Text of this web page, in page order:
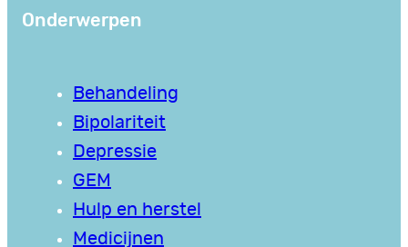
Onderwerpen
Behandeling
Bipolariteit
Depressie
GEM
Hulp en herstel
Medicijnen